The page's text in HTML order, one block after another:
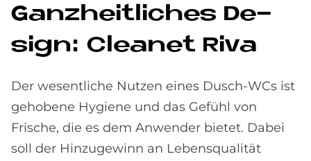
Ganz­heit­li­ches De­
sign: Clea­net Riva
Der wesentliche Nutzen eines Dusch-WCs ist
gehobene Hygiene und das Gefühl von
Frische, die es dem Anwender bietet. Dabei
soll der Hinzugewinn an Lebensqualität